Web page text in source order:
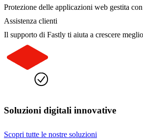
Protezione delle applicazioni web gestita
Assistenza clienti
Il supporto di Fastly ti aiuta a crescere
Soluzioni digitali innovative
Scopri tutte le nostre soluzioni